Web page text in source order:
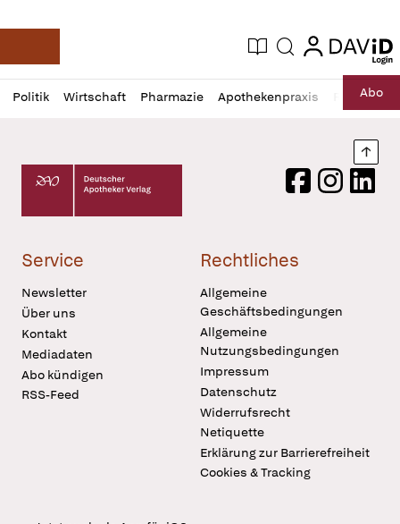
Deutsche Apotheker Zeitung
Aktuelle Ausgabe
Suche login
login
Politik Wirtschaft Pharmazie Apothekenpraxis RechtAbo
Profil
öffnen
Daz
Pur
Deutscher Apotheker Verlag Logo
FacebookInstagram
Service
Newsletter
Über uns
Kontakt
Mediadaten
Abo kündigen
RSS-Feed
Rechtliches
Allgemeine
Geschäftsbedingungen
Allgemeine
Nutzungsbedingungen
Impressum
Datenschutz
Widerrufsrecht
Netiquette
Erklärung zur Barrierefreiheit
Cookies & Tracking